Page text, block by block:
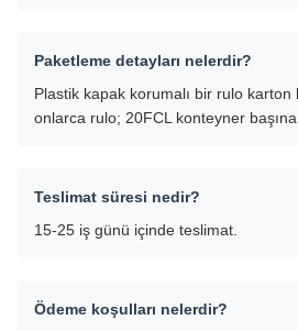
Paketleme detayları nelerdir?
Plastik kapak korumalı bir rulo karton
onlarca rulo; 20FCL konteyner
Teslimat süresi nedir?
15-25 iş günü içinde teslimat.
Ödeme koşulları nelerdir?